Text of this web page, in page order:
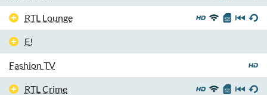
RTL Lounge
E!
Fashion TV
RTL Crime